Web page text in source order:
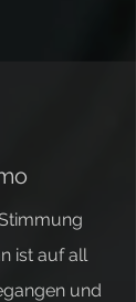
ist auf all
und